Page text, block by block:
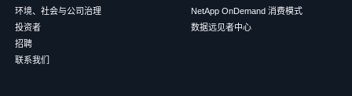
环境、社会与公司治理
投资者
招聘
联系我们
NetApp OnDemand 消费模式
数据远见者中心